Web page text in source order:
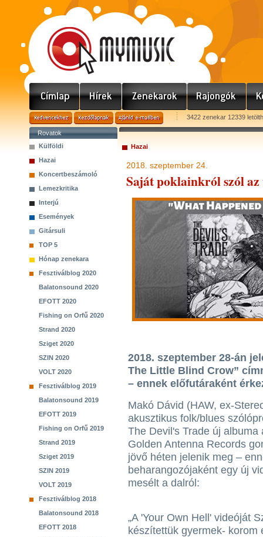
3422 zenekar 12339
Rovatok
Külföldi
Hazai
Koncertbeszámoló
Lemezkritika
Interjú
Események
Gitársuli
TOP 5
Hónap zenekara
Fesztiválblog 2020
Balatonsound 2020
EFOTT 2020
Fishing on Orfű 2020
Strand 2020
Sziget 2020
SZIN 2020
VOLT 2020
Fesztiválblog 2019
Balatonsound 2019
EFOTT 2019
Fishing on Orfű 2019
Strand 2019
Sziget 2019
SZIN 2019
VOLT 2019
Fesztiválblog 2018
Balatonsound 2018
EFOTT 2018
Hazai
2018. szeptember 24.
Saját poklainkról szól az
2018. szeptember 28-án
The Little Blind Crow”
– ennek előfutáraként
Makó Dávid (HAW, ex-
akusztikus folk/blues
The Devil's Trade új albuma
Golden Antenna Records
jövő héten jelenik meg –
beharangozójaként egy új
mesélt a dalról:
„A 'Your Own Hell' videóját
készítettük gyermek-